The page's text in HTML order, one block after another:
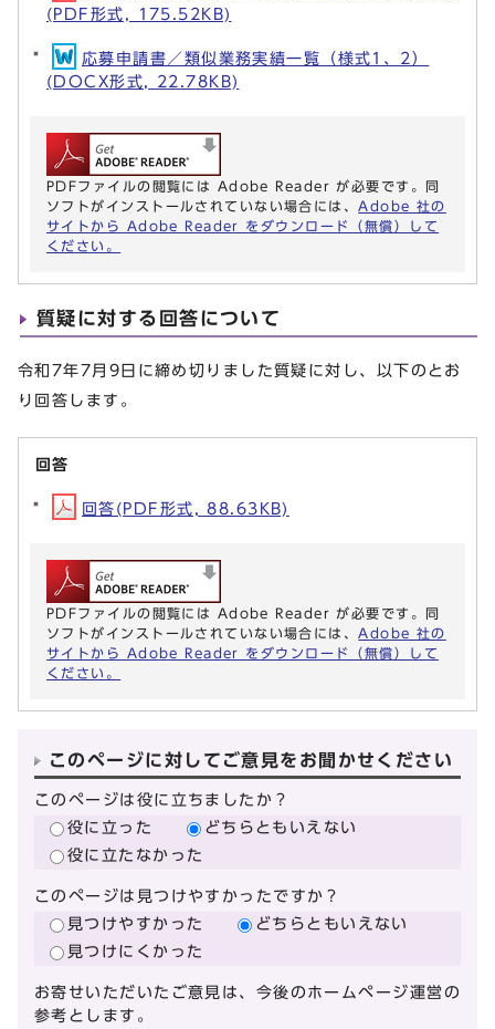
(PDF形式, 175.52KB)
応募申請書／類似業務実績一覧（様式1、2）
(DOCX形式, 22.78KB)
PDFファイルの閲覧には Adobe Reader が必要です。同
ソフトがインストールされていない場合には、 Adobe 社の
サイトから Adobe Reader をダウンロード（無償）して
ください。
質疑に対する回答について
令和7年7月9日に締め切りました質疑に対し、以下のとお
り回答します。
回答
回答(PDF形式, 88.63KB)
PDFファイルの閲覧には Adobe Reader が必要です。同
ソフトがインストールされていない場合には、 Adobe 社の
サイトから Adobe Reader をダウンロード（無償）して
ください。
このページに対してご意見をお聞かせください
このページは役に立ちましたか？
役に立った
どちらともいえない
役に立たなかった
このページは見つけやすかったですか？
見つけやすかった
どちらともいえない
見つけにくかった
お寄せいただいたご意見は、今後のホームページ運営の
参考とします。